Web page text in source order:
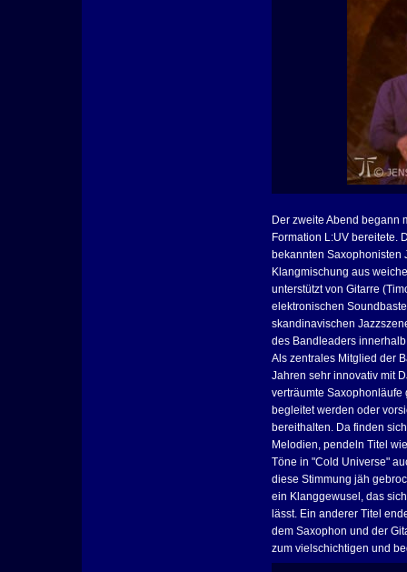
Der zweite Abend begann
Formation L:UV bereitete.
bekannten Saxophonisten
Klangmischung aus
unterstützt von Gitarre
elektronischen
skandinavischen
des Bandleaders
Als zentrales Mitglied der
Jahren sehr innovativ mit
verträumte
begleitet werden oder
bereithalten. Da finden
Melodien, pendeln Titel
Töne in "Cold Universe"
diese Stimmung jäh
ein Klanggewusel, das
lässt. Ein anderer Titel
dem Saxophon und der
zum vielschichtigen und